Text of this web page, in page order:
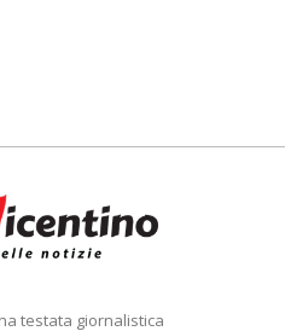
testata giornalistica